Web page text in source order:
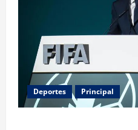
Deportes Principal